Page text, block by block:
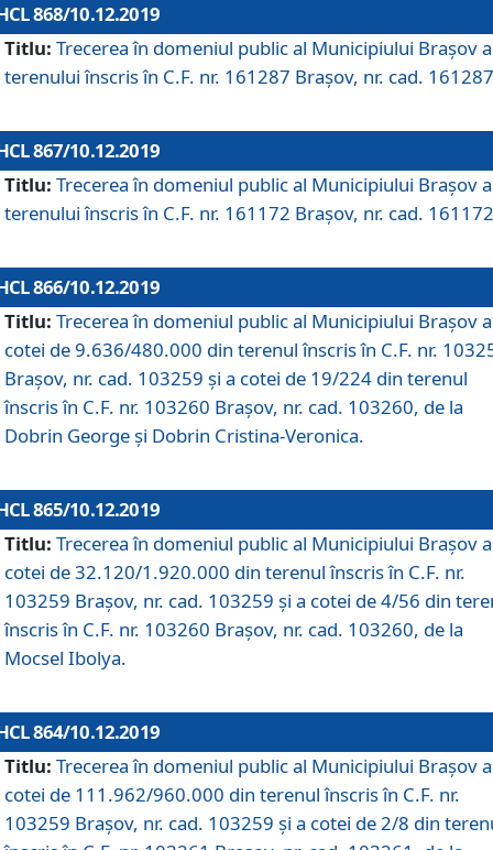
868/10.12.2019
Titlu: Trecerea în domeniul public al Municipiului Braşov a
terenului înscris în C.F. nr. 161287 Brașov, nr. cad.
867/10.12.2019
Titlu: Trecerea în domeniul public al Municipiului Braşov a
terenului înscris în C.F. nr. 161172 Brașov, nr. cad.
866/10.12.2019
Titlu: Trecerea în domeniul public al Municipiului Braşov a
cotei de 9.636/480.000 din terenul înscris în C.F. nr.
Brașov, nr. cad. 103259 și a cotei de 19/224 din terenul
înscris în C.F. nr. 103260 Brașov, nr. cad. 103260, de la
Dobrin George și Dobrin Cristina-Veronica.
865/10.12.2019
Titlu: Trecerea în domeniul public al Municipiului Braşov a
cotei de 32.120/1.920.000 din terenul înscris în C.F. nr.
103259 Brașov, nr. cad. 103259 și a cotei de 4/56 din
înscris în C.F. nr. 103260 Brașov, nr. cad. 103260, de la
Mocsel Ibolya.
864/10.12.2019
Titlu: Trecerea în domeniul public al Municipiului Braşov a
cotei de 111.962/960.000 din terenul înscris în C.F. nr.
103259 Brașov, nr. cad. 103259 și a cotei de 2/8 din